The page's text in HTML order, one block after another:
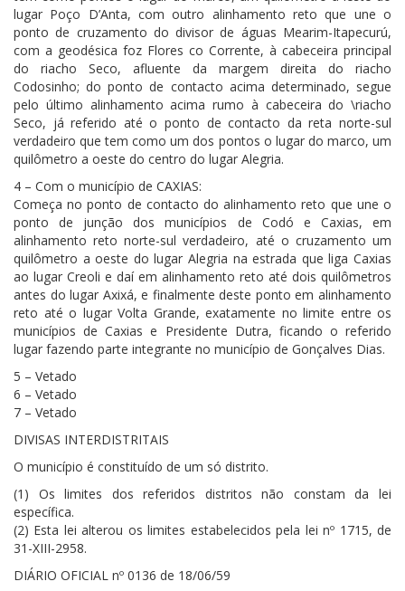
lugar Poço D’Anta, com outro alinhamento reto que une o
ponto de cruzamento do divisor de águas Mearim-Itapecurú,
com a geodésica foz Flores co Corrente, à cabeceira principal
do riacho Seco, afluente da margem direita do riacho
Codosinho; do ponto de contacto acima determinado, segue
pelo último alinhamento acima rumo à cabeceira do \riacho
Seco, já referido até o ponto de contacto da reta norte-sul
verdadeiro que tem como um dos pontos o lugar do marco, um
quilômetro a oeste do centro do lugar Alegria.
4 – Com o município de CAXIAS:
Começa no ponto de contacto do alinhamento reto que une o
ponto de junção dos municípios de Codó e Caxias, em
alinhamento reto norte-sul verdadeiro, até o cruzamento um
quilômetro a oeste do lugar Alegria na estrada que liga Caxias
ao lugar Creoli e daí em alinhamento reto até dois quilômetros
antes do lugar Axixá, e finalmente deste ponto em alinhamento
reto até o lugar Volta Grande, exatamente no limite entre os
municípios de Caxias e Presidente Dutra, ficando o referido
lugar fazendo parte integrante no município de Gonçalves Dias.
5 – Vetado
6 – Vetado
7 – Vetado
DIVISAS INTERDISTRITAIS
O município é constituído de um só distrito.
(1) Os limites dos referidos distritos não constam da lei
específica.
(2) Esta lei alterou os limites estabelecidos pela lei nº 1715, de
31-XIII-2958.
DIÁRIO OFICIAL nº 0136 de 18/06/59